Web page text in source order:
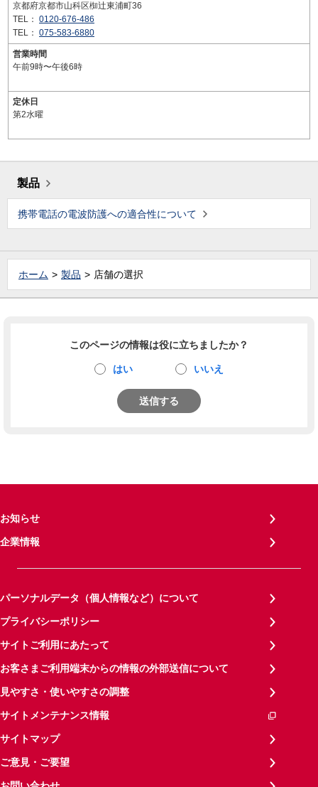
京都府京都市山科区椥辻東浦町36
TEL： 0120-676-486
TEL： 075-583-6880
営業時間
午前9時〜午後6時
定休日
第2水曜
製品
携帯電話の電波防護への適合性について
ホーム 製品 店舗の選択
このページの情報は役に立ちましたか？
はい いいえ
送信する
お知らせ
企業情報
パーソナルデータ（個人情報など）について
プライバシーポリシー
サイトご利用にあたって
お客さまご利用端末からの情報の外部送信について
見やすさ・使いやすさの調整
サイトメンテナンス情報
サイトマップ
ご意見・ご要望